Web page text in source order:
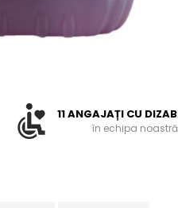
11 ANGAJAȚI CU
în echipa noastră